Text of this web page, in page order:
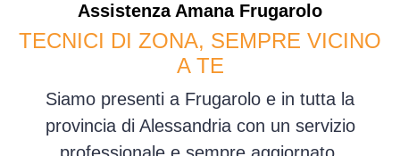
Assistenza AmanaFrugarolo
TECNICI DI ZONA, SEMPRE VICINO
A TE
Siamo presenti a Frugarolo e in tutta la
provincia di Alessandria con un servizio